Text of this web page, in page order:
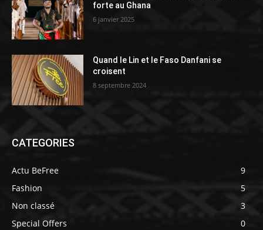
forte au Ghana
6 janvier 2025
Quand le Lin et le Faso Danfani se
croisent
8 septembre 2024
CATEGORIES
Actu BeFree
9
Fashion
5
Non classé
3
Special Offers
0